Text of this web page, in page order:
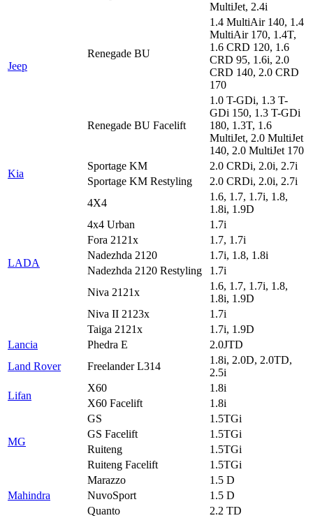
Jeep
MultiJet, 2.4i
Renegade BU
1.4 MultiAir 140, 1.4
MultiAir 170, 1.4T,
1.6 CRD 120, 1.6
CRD 95, 1.6i, 2.0
CRD 140, 2.0 CRD
170
Renegade BU Facelift
1.0 T-GDi, 1.3 T-
GDi 150, 1.3 T-GDi
180, 1.3T, 1.6
MultiJet, 2.0 MultiJet
140, 2.0 MultiJet 170
Kia
Sportage KM
2.0 CRDi, 2.0i, 2.7i
Sportage KM Restyling
2.0 CRDi, 2.0i, 2.7i
LADA
4X4
1.6, 1.7, 1.7i, 1.8,
1.8i, 1.9D
4x4 Urban
1.7i
Fora 2121x
1.7, 1.7i
Nadezhda 2120
1.7i, 1.8, 1.8i
Nadezhda 2120 Restyling
1.7i
Niva 2121x
1.6, 1.7, 1.7i, 1.8,
1.8i, 1.9D
Niva II 2123x
1.7i
Taiga 2121x
1.7i, 1.9D
Lancia
Phedra E
2.0JTD
Land Rover
Freelander L314
1.8i, 2.0D, 2.0TD,
2.5i
Lifan
X60
1.8i
X60 Facelift
1.8i
MG
GS
1.5TGi
GS Facelift
1.5TGi
Ruiteng
1.5TGi
Ruiteng Facelift
1.5TGi
Mahindra
Marazzo
1.5 D
NuvoSport
1.5 D
Quanto
2.2 TD